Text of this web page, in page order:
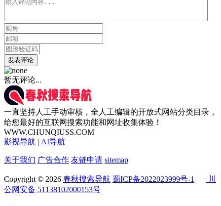
发表评论
暂无评论...
一直坚持人工手动审核，全人工编辑的开放式网站分类目录，
给您最好的互联网搜索功能和网址收集体验！
WWW.CHUNQIUSS.COM
影视导航 | AI导航
关于我们 广告合作 友链申请 sitemap
Copyright © 2026 春秋搜索导航 蜀ICP备2022023999号-1
川
公网安备 51138102000153号